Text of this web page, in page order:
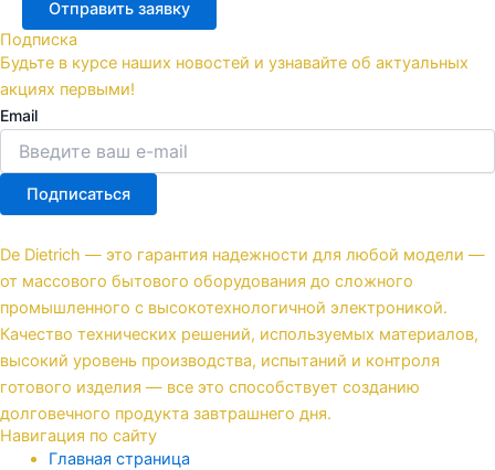
Отправить заявку
Подписка
Будьте в курсе наших новостей и узнавайте об актуальных
акциях первыми!
Email
Подписаться
De Dietrich — это гарантия надежности для любой модели —
от массового бытового оборудования до сложного
промышленного с высокотехнологичной электроникой.
Качество технических решений, используемых материалов,
высокий уровень производства, испытаний и контроля
готового изделия — все это способствует созданию
долговечного продукта завтрашнего дня.
Навигация по сайту
Главная страница